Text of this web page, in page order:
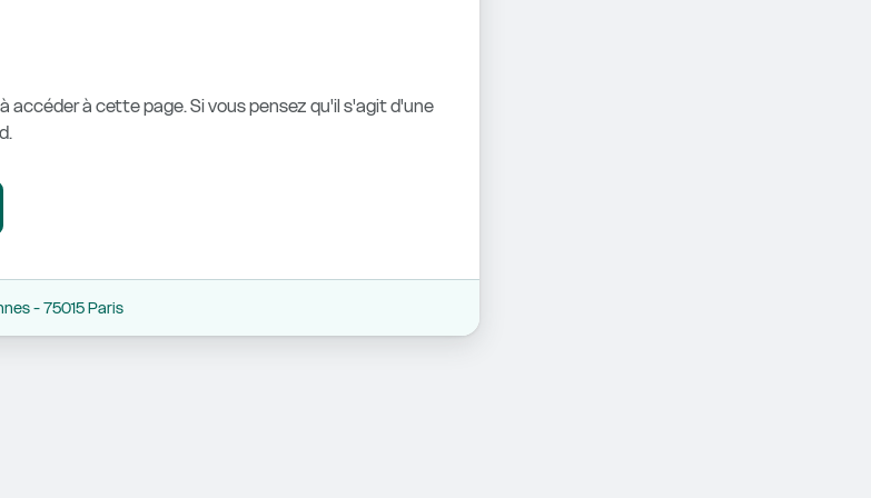
accéder à cette page. Si vous pensez qu'il s'agit d'une
- 75015 Paris